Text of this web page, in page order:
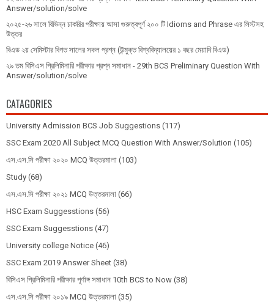
Answer/solution/solve
২০২৫-২৬ সালে বিভিন্ন চাকরির পরীক্ষায় আসা গুরুত্বপূর্ণ ২০০ টি Idioms and Phrase এর লিস্টসহ
উত্তর
বিএড ২য় সেমিস্টার বিগত সালের সকল প্রশ্ন (উন্মুক্ত বিশ্ববিদ্যালয়ের ১ বছর মেয়াদি বিএড)
২৯ তম বিসিএস প্রিলিমিনারি পরীক্ষার প্রশ্ন সমাধান - 29th BCS Preliminary Question With
Answer/solution/solve
CATAGORIES
University Admission BCS Job Suggestions (117)
SSC Exam 2020 All Subject MCQ Question With Answer/Solution (105)
এস.এস.সি পরীক্ষা ২০২০ MCQ উত্তরমালা (103)
Study (68)
এস.এস.সি পরীক্ষা ২০২১ MCQ উত্তরমালা (66)
HSC Exam Suggesstions (56)
SSC Exam Suggesstions (47)
University college Notice (46)
SSC Exam 2019 Answer Sheet (38)
বিসিএস প্রিলিমিনারি পরীক্ষার পূর্ণাঙ্গ সমাধান 10th BCS to Now (38)
এস.এস.সি পরীক্ষা ২০১৯ MCQ উত্তরমালা (35)